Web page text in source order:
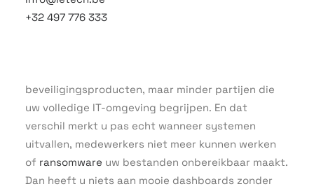
+32 497 776 333
verantwoordelijkheid neemt voor continuïteit,
opvolging en snelle actie wanneer er iets misgaat.
beveiligingsproducten, maar minder partijen die
uw volledige IT-omgeving begrijpen. En dat
verschil merkt u pas echt wanneer systemen
uitvallen, medewerkers niet meer kunnen werken
of ransomware uw bestanden onbereikbaar maakt.
Dan heeft u niets aan mooie dashboards zonder